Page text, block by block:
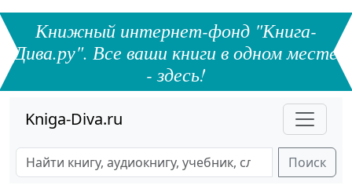
Книжный интернет-фонд "Книга-
Дива.ру". Все ваши книги в одном месте
- здесь!
Kniga-Diva.ru
Поиск